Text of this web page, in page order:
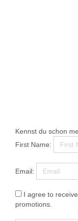
Kennst du schon
First Name:
Email:
I agree to
promotions.